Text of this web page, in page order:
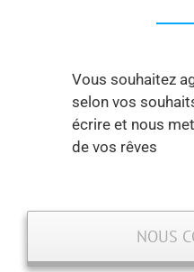
Vous souhaitez
selon vos
écrire et nous
de vos rêves
NOUS